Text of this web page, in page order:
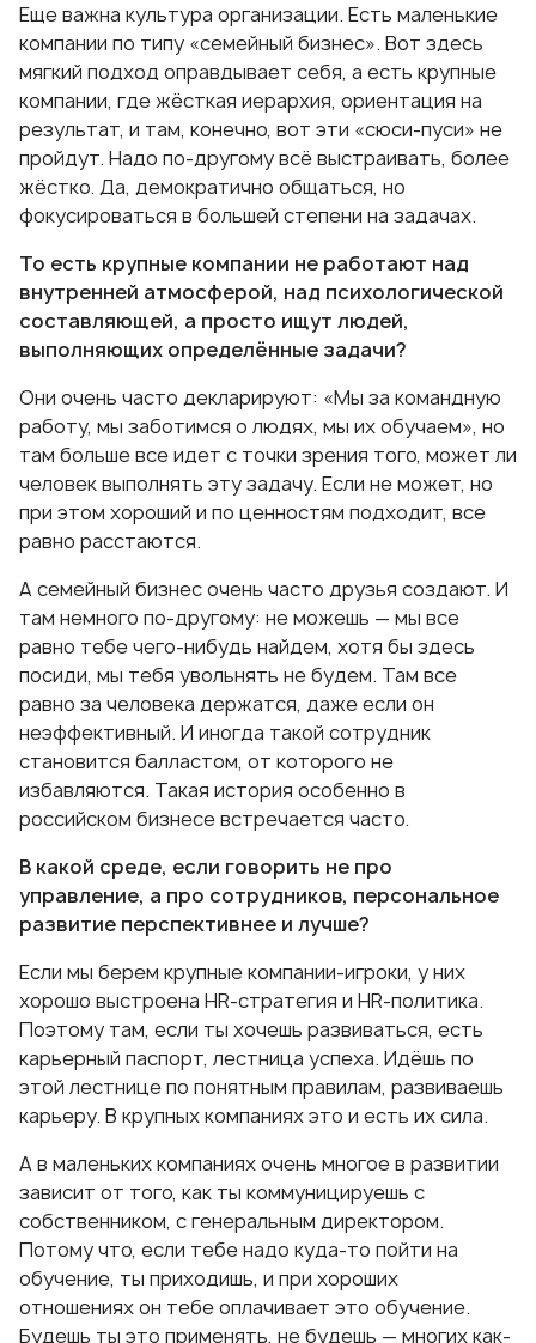
Еще важна культура организации. Есть маленькие
компании по типу «семейный бизнес». Вот здесь
мягкий подход оправдывает себя, а есть крупные
компании, где жёсткая иерархия, ориентация на
результат, и там, конечно, вот эти «сюси-пуси» не
пройдут. Надо по-другому всё выстраивать, более
жёстко. Да, демократично общаться, но
фокусироваться в большей степени на задачах.
То есть крупные компании не работают над
внутренней атмосферой, над психологической
составляющей, а просто ищут людей,
выполняющих определённые задачи?
Они очень часто декларируют: «Мы за командную
работу, мы заботимся о людях, мы их обучаем», но
там больше все идет с точки зрения того, может ли
человек выполнять эту задачу. Если не может, но
при этом хороший и по ценностям подходит, все
равно расстаются.
А семейный бизнес очень часто друзья создают. И
там немного по-другому: не можешь — мы все
равно тебе чего-нибудь найдем, хотя бы здесь
посиди, мы тебя увольнять не будем. Там все
равно за человека держатся, даже если он
неэффективный. И иногда такой сотрудник
становится балластом, от которого не
избавляются. Такая история особенно в
российском бизнесе встречается часто.
В какой среде, если говорить не про
управление, а про сотрудников, персональное
развитие перспективнее и лучше?
Если мы берем крупные компании-игроки, у них
хорошо выстроена HR-стратегия и HR-политика.
Поэтому там, если ты хочешь развиваться, есть
карьерный паспорт, лестница успеха. Идёшь по
этой лестнице по понятным правилам, развиваешь
карьеру. В крупных компаниях это и есть их сила.
А в маленьких компаниях очень многое в развитии
зависит от того, как ты коммуницируешь с
собственником, с генеральным директором.
Потому что, если тебе надо куда-то пойти на
обучение, ты приходишь, и при хороших
отношениях он тебе оплачивает это обучение.
Будешь ты это применять, не будешь — многих как-